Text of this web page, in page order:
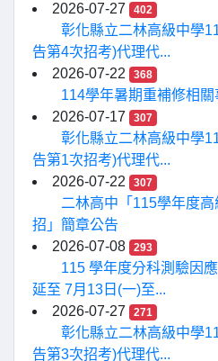
2026-07-27
402
彰化縣立二林高級中學
告第4次招考)代理代...
2026-07-22
368
114學年暑期重補修相關
2026-07-17
307
彰化縣立二林高級中學
告第1次招考)代理代...
2026-07-22
307
二林高中「115學年度
招」簡章公告
2026-07-08
293
115 學年度分科測驗因
延至 7月13日(一)至...
2026-07-27
271
彰化縣立二林高級中學
告第3次招考)代理代...